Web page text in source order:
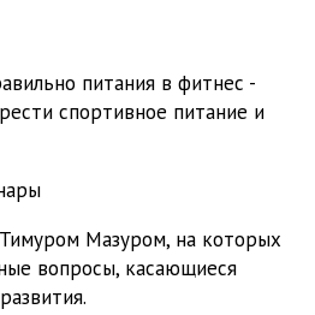
питания в фитнес -
спортивное питание и
Мазуром, на которых
вопросы, касающиеся